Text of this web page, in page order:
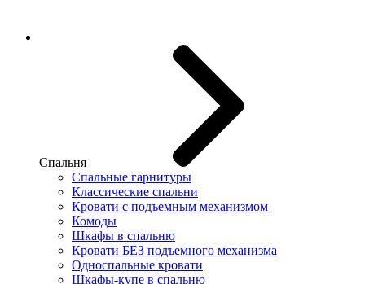
Спальня
Спальные гарнитуры
Классические спальни
Кровати с подъемным механизмом
Комоды
Шкафы в спальню
Кровати БЕЗ подъемного механизма
Односпальные кровати
Шкафы-купе в спальню